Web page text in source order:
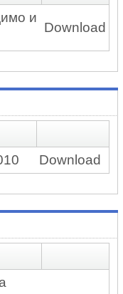
и
Download
Download